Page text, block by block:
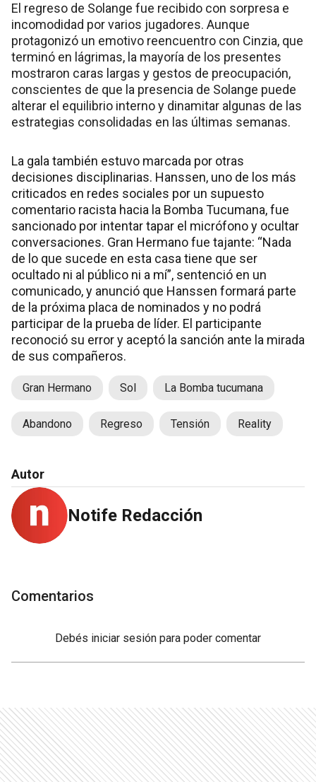
El regreso de Solange fue recibido con sorpresa e
incomodidad por varios jugadores. Aunque
protagonizó un emotivo reencuentro con Cinzia, que
terminó en lágrimas, la mayoría de los presentes
mostraron caras largas y gestos de preocupación,
conscientes de que la presencia de Solange puede
alterar el equilibrio interno y dinamitar algunas de las
estrategias consolidadas en las últimas semanas.
La gala también estuvo marcada por otras
decisiones disciplinarias. Hanssen, uno de los más
criticados en redes sociales por un supuesto
comentario racista hacia la Bomba Tucumana, fue
sancionado por intentar tapar el micrófono y ocultar
conversaciones. Gran Hermano fue tajante: “Nada
de lo que sucede en esta casa tiene que ser
ocultado ni al público ni a mí”, sentenció en un
comunicado, y anunció que Hanssen formará parte
de la próxima placa de nominados y no podrá
participar de la prueba de líder. El participante
reconoció su error y aceptó la sanción ante la mirada
de sus compañeros.
Gran Hermano Sol La Bomba tucumana
Abandono Regreso Tensión Reality
Autor
Notife Redacción
Comentarios
Debés iniciar sesión para poder comentar